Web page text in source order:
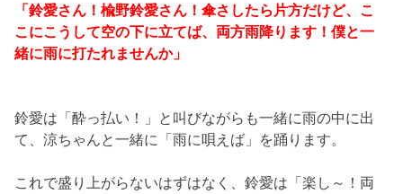
「鈴愛さん！楡野鈴愛さん！傘さしたら片方だけど、こ
こにこうして空の下に立てば、両方雨降ります！僕と一
緒に雨に打たれませんか」
鈴愛は「酔っ払い！」と叫びながらも一緒に雨の中に出
て、涼ちゃんと一緒に「雨に唄えば」を踊ります。
これで盛り上がらないはずはなく、鈴愛は「楽し～！両